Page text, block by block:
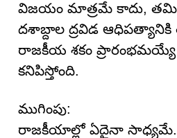
విజయం మాత్రమే కాదు,
దశాబ్దాల ద్రవిడ ఆధిపత్యానికి
రాజకీయ శకం
కనిపిస్తోంది.
ముగింపు:
రాజకీయాల్లో ఏదైనా సాధ్యమే.